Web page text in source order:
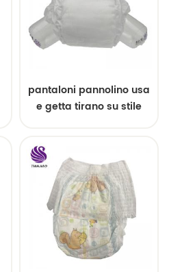
pantaloni pannolino usa
e getta tirano su stile